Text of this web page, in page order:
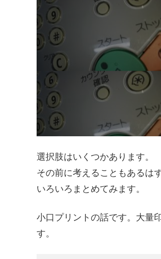
選択肢はいくつかあります。
その前に考えることもあるは
いろいろまとめてみます。
小口プリントの話です。大量
す。